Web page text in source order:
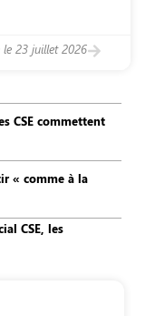
le 23 juillet 2026
CSE commettent
« comme à la
CSE, les